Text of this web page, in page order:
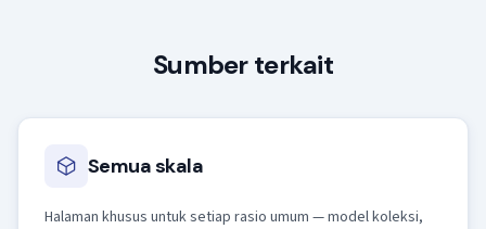
Sumber terkait
Semua skala
Halaman khusus untuk setiap rasio umum — model koleksi,